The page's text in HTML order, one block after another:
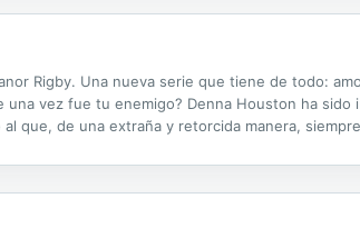
Rigby. Una nueva serie que tiene de todo:
una vez fue tu enemigo? Denna Houston ha
que, de una extraña y retorcida manera,